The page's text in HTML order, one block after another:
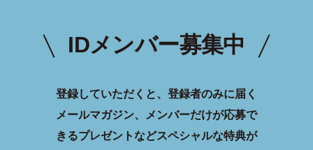
IDメンバー募集中
登録していただくと、登録者のみに届く
メールマガジン、メンバーだけが応募で
きるプレゼントなどスペシャルな特典が